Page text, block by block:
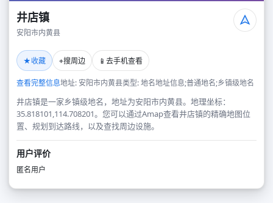
井店镇
安阳市内黄县
★收藏 ⌖搜周边 📱 去手机查看
查看完整信息地址: 安阳市内黄县类型: 地名地址信息;普通地名;乡镇级地名
井店镇是一家乡镇级地名，地址为安阳市内黄县。地理坐标：
35.818101,114.708201。您可以通过Amap查看井店镇的精确地图位
置、规划到达路线，以及查找周边设施。
用户评价
匿名用户